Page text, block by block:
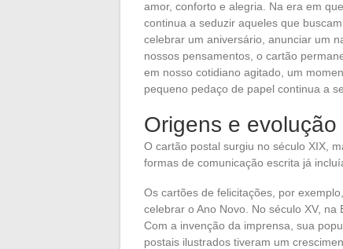
amor, conforto e alegria. Na era em
continua a seduzir aqueles que
celebrar um aniversário, anunciar um
nossos pensamentos, o cartão
em nosso cotidiano agitado, um
pequeno pedaço de papel continua a
Origens e
O cartão postal surgiu no século XIX,
formas de comunicação escrita já
Os cartões de felicitações, por
celebrar o Ano Novo. No século XV,
Com a invenção da imprensa, sua
postais ilustrados tiveram um